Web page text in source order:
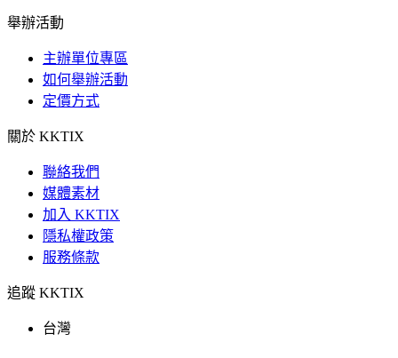
舉辦活動
主辦單位專區
如何舉辦活動
定價方式
關於 KKTIX
聯絡我們
媒體素材
加入 KKTIX
隱私權政策
服務條款
追蹤 KKTIX
台灣